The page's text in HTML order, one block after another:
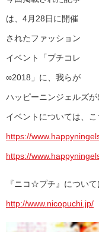
は、4月28日に開催
されたファッション
イベント「プチコレ
∞2018」に、我らが
ハッピーニンジェルズが
イベントについては、
https://
https://
『ニコ☆プチ』につい
http://www.nicopuchi.jp/